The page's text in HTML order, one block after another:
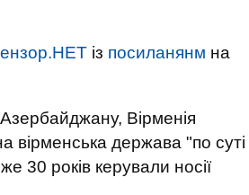
із посиланянм на
Вірменія
вірменська держава "по суті
років керували носії